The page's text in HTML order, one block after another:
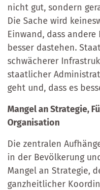
nicht gut, sondern
Die Sache wird
Einwand, dass
besser dastehen.
schwächerer
staatlicher
geht und, dass es
Mangel an Strategie,
Organisation
Die zentralen
in der Bevölkerung
Mangel an Strategie,
ganzheitlicher